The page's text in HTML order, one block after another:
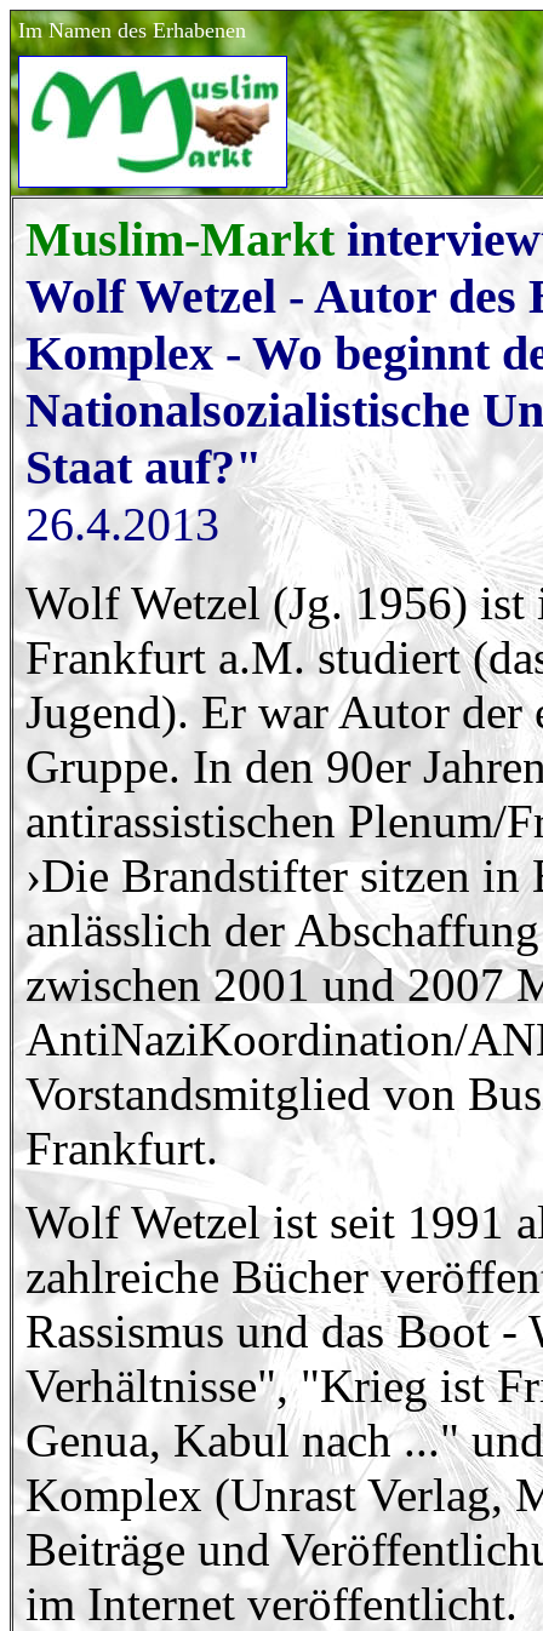
Im Namen des Erhabenen
Muslim-Markt
Wolf Wetzel - Autor des
Komplex - Wo beginnt
Nationalsozialistische
Staat auf?"
26.4.2013
Wolf Wetzel (Jg. 1956)
Frankfurt a.M. studiert
Jugend). Er war Autor der
Gruppe. In den 90er
antirassistischen
›Die Brandstifter sitzen in
anlässlich der
zwischen 2001 und 2007
AntiNaziKoordination/
Vorstandsmitglied von
Frankfurt.
Wolf Wetzel ist seit 1991
zahlreiche Bücher
Rassismus und das Boot -
Verhältnisse", "Krieg ist
Genua, Kabul nach ..."
Komplex (Unrast Verlag,
Beiträge und
im Internet veröffentlicht.